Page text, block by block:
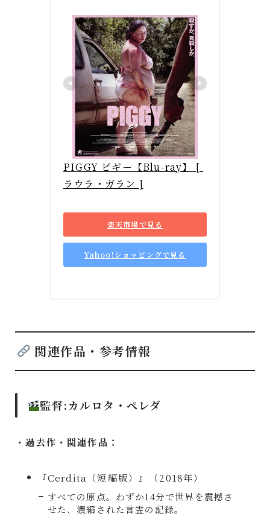
PIGGY ピギー【Blu-ray】 [
ラウラ・ガラン ]
楽天市場で見る
Yahoo!ショッピングで見る
関連作品・参考情報
監督:カルロタ・ペレダ
・過去作・関連作品：
『Cerdita（短編版）』（2018年）
すべての原点。わずか14分で世界を震撼さ
せた、濃縮された言霊の記録。